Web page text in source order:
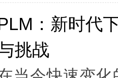
：新时代
挑战